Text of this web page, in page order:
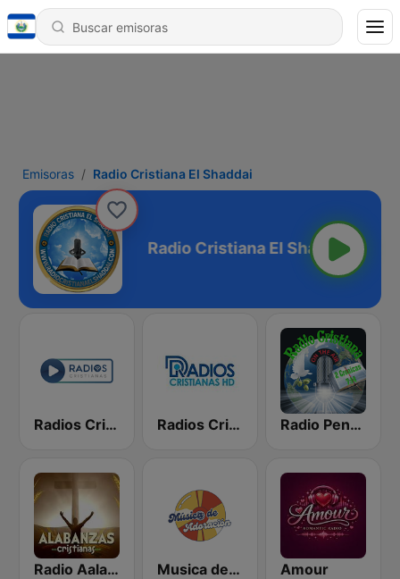
Emisoras Radio Cristiana El Shaddai
El Shaddai
Radios Cristianas Radios Cristianas HD Radio Pentecostes Cristiana
Radio Aalabanzas Cristianas Musica de Adoracion Amour